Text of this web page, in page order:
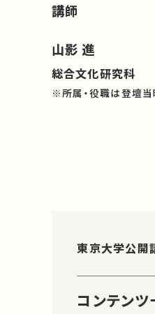
講師
山影 進
総合文化研究科
※所属・役職は登壇当
東京大学公開
コンテンツ